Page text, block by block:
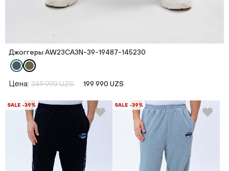
Джоггеры AW23CA3N-39-19487-145230
Цена: 349 990 UZS 199 990 UZS
SALE -39% SALE -39%